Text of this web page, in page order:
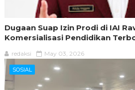
Dugaan Suap Izin Prodi di IAI
Komersialisasi Pendidikan
redaksi May 03, 2026
SOSIAL